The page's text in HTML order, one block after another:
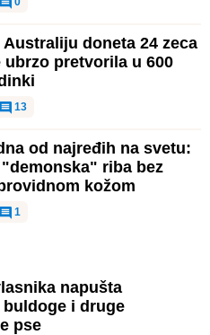
Australiju doneta 24 zeca
ubrzo pretvorila u 600
13
od najređih na svetu:
riba bez
kožom
1
napušta
i druge
pse